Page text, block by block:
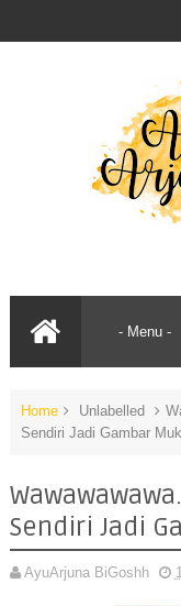
Home Unlabelled
Sendiri Jadi Gambar
Sendiri Jadi
AyuArjuna BiGoshh